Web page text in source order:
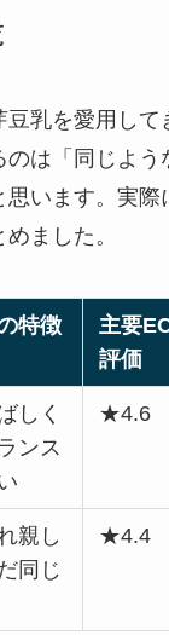
乳を愛用して
のは「同じよう
思います。実際
ました。
特徴
主要
評価
しく
ンス
★4.6
親し
同じ
★4.4